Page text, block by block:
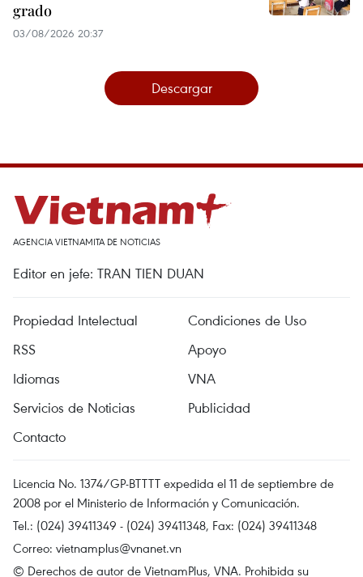
grado
03/08/2026 20:37
Descargar
AGENCIA VIETNAMITA DE NOTICIAS
Editor en jefe: TRAN TIEN DUAN
Propiedad Intelectual
Condiciones de Uso
RSS
Apoyo
Idiomas
VNA
Servicios de Noticias
Publicidad
Contacto
Licencia No. 1374/GP-BTTTT expedida el 11 de septiembre de
2008 por el Ministerio de Información y Comunicación.
Tel.: (024) 39411349 - (024) 39411348, Fax: (024) 39411348
Correo: vietnamplus@vnanet.vn
© Derechos de autor de VietnamPlus, VNA. Prohibida su